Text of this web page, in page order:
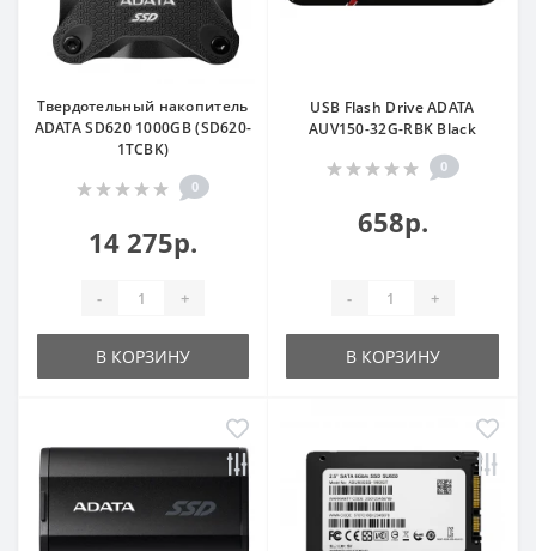
Твердотельный накопитель
ADATA SD620 1000GB (SD620-
1TCBK)
0
14 275р.
- +
В КОРЗИНУ
USB Flash Drive ADATA
AUV150-32G-RBK Black
0
658р.
- +
В КОРЗИНУ